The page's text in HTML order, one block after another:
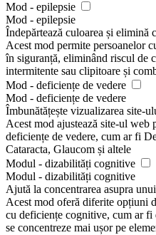
Mod - epilepsie
Mod - epilepsie
Îndepărtează culoarea și elimină
Acest mod permite persoanelor
în siguranță, eliminând riscul de
intermitente sau clipitoare și
Mod - deficiențe de vedere
Mod - deficiențe de vedere
Îmbunătățește vizualizarea site-
Acest mod ajustează site-ul
deficiențe de vedere, cum ar fi
Cataracta, Glaucom și altele
Modul - dizabilități cognitive
Modul - dizabilități cognitive
Ajută la concentrarea asupra
Acest mod oferă diferite opțiuni
cu deficiențe cognitive, cum ar
se concentreze mai ușor pe